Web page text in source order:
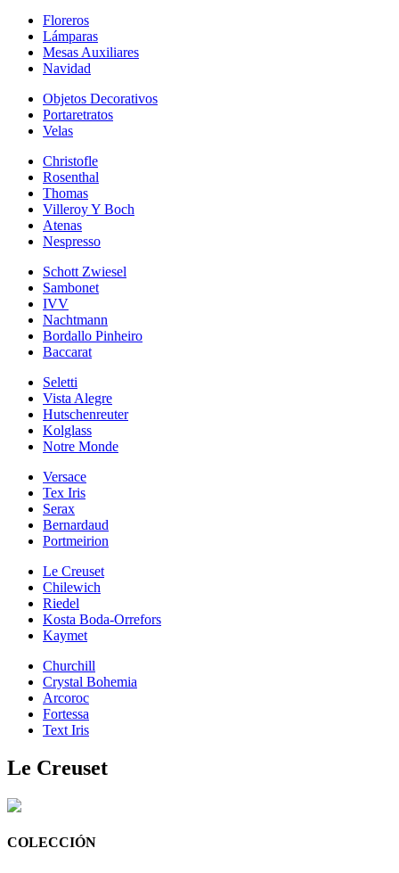
Floreros
Lámparas
Mesas Auxiliares
Navidad
Objetos Decorativos
Portaretratos
Velas
Christofle
Rosenthal
Thomas
Villeroy Y Boch
Atenas
Nespresso
Schott Zwiesel
Sambonet
IVV
Nachtmann
Bordallo Pinheiro
Baccarat
Seletti
Vista Alegre
Hutschenreuter
Kolglass
Notre Monde
Versace
Tex Iris
Serax
Bernardaud
Portmeirion
Le Creuset
Chilewich
Riedel
Kosta Boda-Orrefors
Kaymet
Churchill
Crystal Bohemia
Arcoroc
Fortessa
Text Iris
Le Creuset
COLECCIÓN